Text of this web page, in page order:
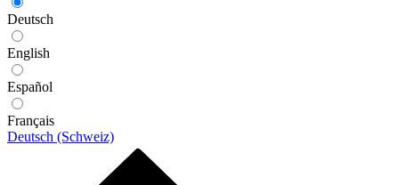
Deutsch
English
Español
Français
Deutsch (Schweiz)